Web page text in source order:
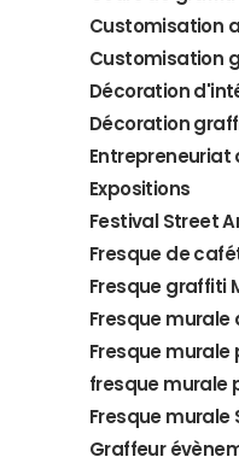
Customisation
Customisation
Décoration
Décoration
Entrepreneuriat
Expositions
Festival Street
Fresque de
Fresque graffiti
Fresque
Fresque murale
fresque murale
Fresque murale
Graffeur